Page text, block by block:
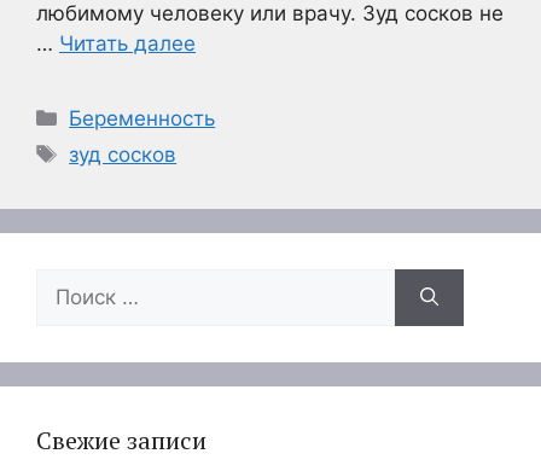
любимому человеку или врачу. Зуд сосков не
… Читать далее
Рубрики
Беременность
Метки
зуд сосков
Поиск:
Свежие записи